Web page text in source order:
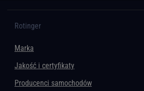
Rotinger
Marka
Jakość i certyfikaty
Producenci samochodów